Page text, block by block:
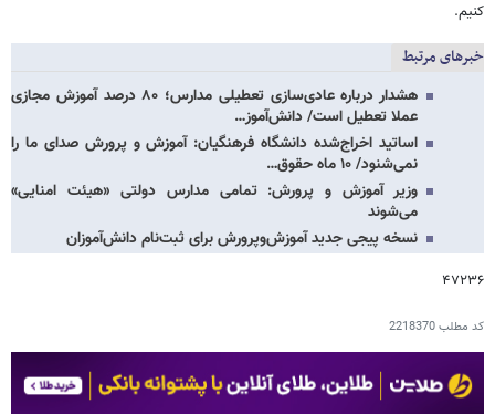
کنیم.
خبرهای مرتبط
هشدار درباره عادی‌سازی تعطیلی مدارس؛ ۸۰ درصد آموزش مجازی
عملا تعطیل است/ دانش‌آموز…
اساتید اخراج‌شده دانشگاه فرهنگیان: آموزش و پرورش صدای ما را
نمی‌شنود/ ۱۰ ماه حقوق…
وزیر آموزش و پرورش: تمامی مدارس دولتی «هیئت امنایی»
می‌شوند
نسخه پیجی جدید آموزش‌وپرورش برای ثبت‌نام دانش‌آموزان
۴۷۲۳۶
کد مطلب2218370